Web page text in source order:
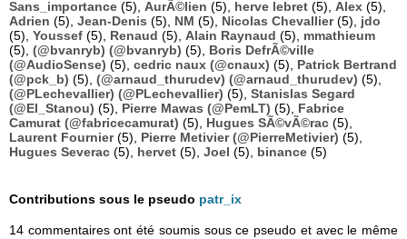
Sans_importance (5), AurÃ©lien (5), herve lebret (5), Alex (5),
Adrien (5), Jean-Denis (5), NM (5), Nicolas Chevallier(5), jdo
(5), Youssef (5), Renaud (5), Alain Raynaud (5), mmathieum
(5), (@bvanryb) (@bvanryb) (5), Boris DefrÃ©ville
(@AudioSense) (5), cedric naux (@cnaux) (5), Patrick Bertrand
(@pck_b) (5), (@arnaud_thurudev) (@arnaud_thurudev) (5),
(@PLechevallier) (@PLechevallier) (5), Stanislas Segard
(@El_Stanou) (5), Pierre Mawas (@PemLT) (5), Fabrice
Camurat (@fabricecamurat) (5), Hugues SÃ©vÃ©rac (5),
Laurent Fournier(5), Pierre Metivier (@PierreMetivier) (5),
Hugues Severac (5), hervet (5), Joel (5), binance (5)
Contributions sous le pseudo patr_ix
14 commentaires ont été soumis sous ce pseudo et avec le même